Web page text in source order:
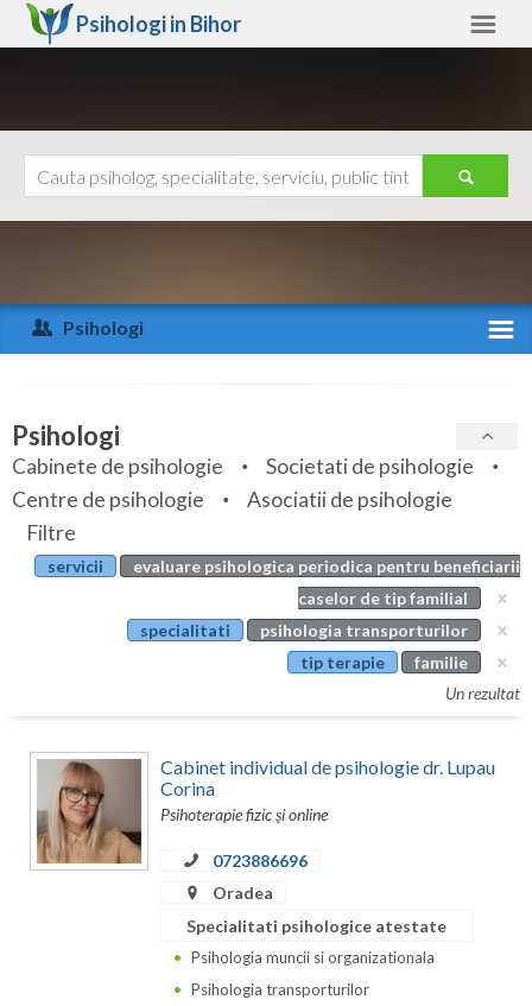
Psihologi in Bihor
Arad
Arges
Bihor
Bistrita-Nasaud
Botosani
Calarasi
Caras-Severin
Ajutor
Psihologi
Specialitati
Servicii
Articole
Evenimente
Cabinet
Psihologi
Cabinete de psihologie
Societati de psihologie
Centre de psihologie
Asociatii de psihologie
Filtre
servicii
evaluare psihologica periodica pentru beneficiarii
caselor de tip familial
specialitati
psihologia transporturilor
tip terapie
familie
Un rezultat
Cabinet individual de psihologie dr. Lupau
Corina
Psihoterapie fizic și online
0723886696
Oradea
Specialitati psihologice atestate
Psihologia muncii si organizationala
Psihologia transporturilor